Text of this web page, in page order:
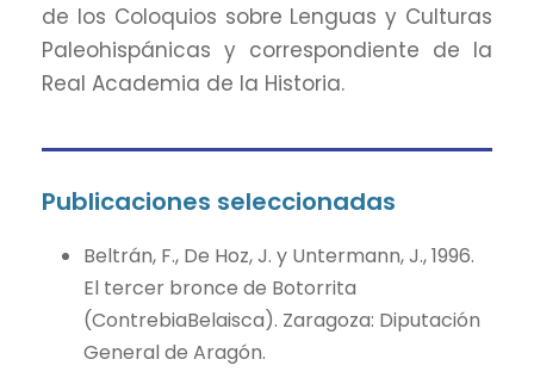
de los Coloquios sobre Lenguas y Culturas
Paleohispánicas y correspondiente de la
Real Academia de la Historia.
Publicaciones seleccionadas
Beltrán, F., De Hoz, J. y Untermann, J., 1996.
El tercer bronce de Botorrita
(ContrebiaBelaisca). Zaragoza: Diputación
General de Aragón.